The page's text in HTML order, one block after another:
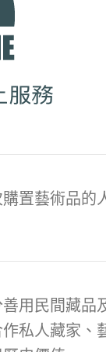
置藝術品的
用民間藏品
私人藏家、